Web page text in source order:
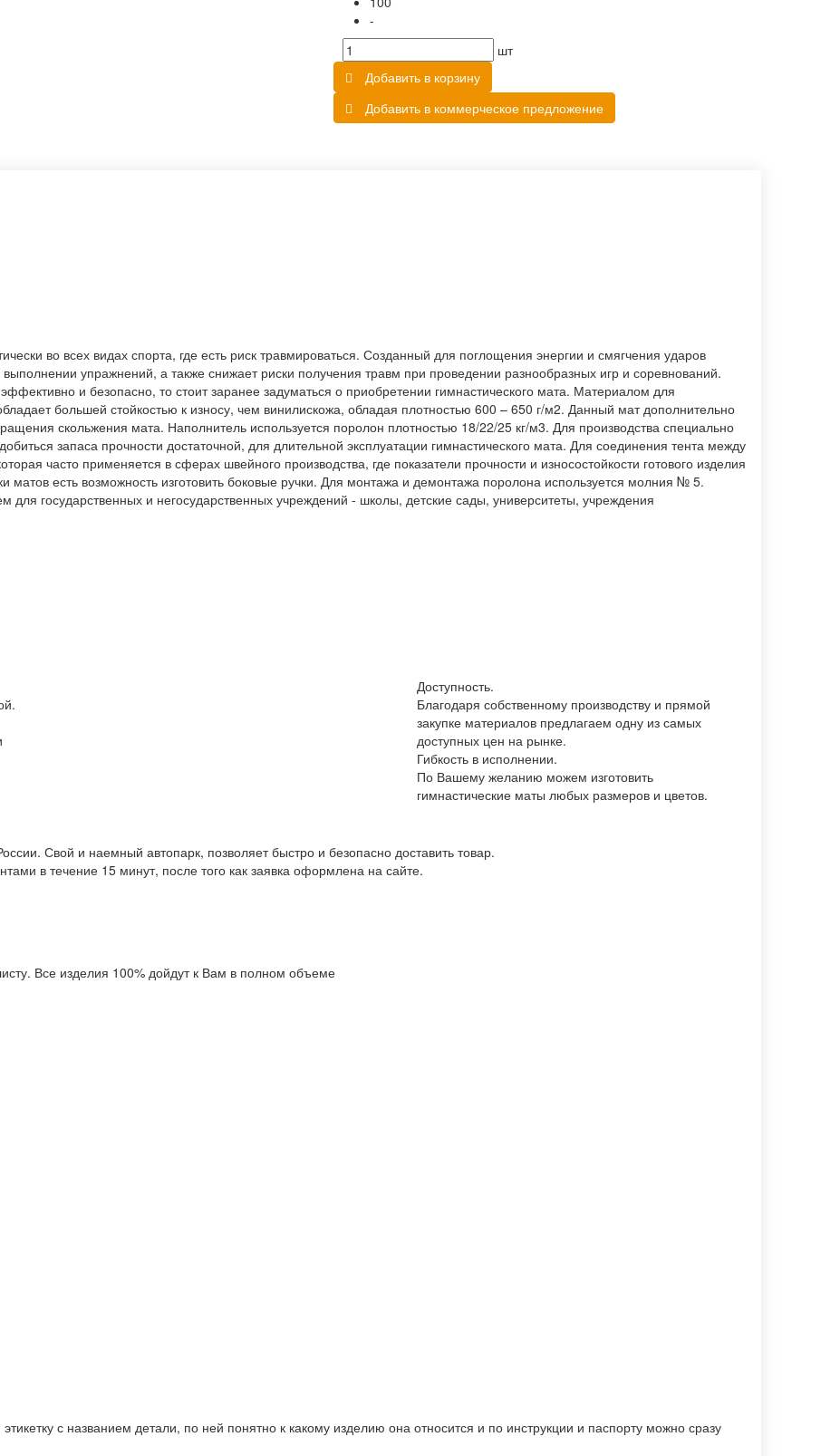
-
шт
Добавить в корзину
Добавить в коммерческое предложение
во всех видах спорта, где есть риск травмироваться. Созданный для поглощения энергии и смягчения ударов
упражнений, а также снижает риски получения травм при проведении разнообразных игр и соревнований.
и безопасно, то стоит заранее задуматься о приобретении гимнастического мата. Материалом для
большей стойкостью к износу, чем винилискожа, обладая плотностью 600 – 650 г/м2. Данный мат дополнительно
скольжения мата. Наполнитель используется поролон плотностью 18/22/25 кг/м3. Для производства специально
запаса прочности достаточной, для длительной эксплуатации гимнастического мата. Для соединения тента между
часто применяется в сферах швейного производства, где показатели прочности и износостойкости готового изделия
матов есть возможность изготовить боковые ручки. Для монтажа и демонтажа поролона используется молния № 5.
для государственных и негосударственных учреждений - школы, детские сады, университеты, учреждения
Доступность.
Благодаря собственному производству и прямой
закупке материалов предлагаем одну из самых
доступных цен на рынке.
Гибкость в исполнении.
По Вашему желанию можем изготовить
гимнастические маты любых размеров и цветов.
Свой и наемный автопарк, позволяет быстро и безопасно доставить товар.
в течение 15 минут, после того как заявка оформлена на сайте.
Все изделия 100% дойдут к Вам в полном объеме
с названием детали, по ней понятно к какому изделию она относится и по инструкции и паспорту можно сразу